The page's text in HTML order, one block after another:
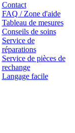
Contact
FAQ / Zone d'aide
Tableau de mesures
Conseils de soins
Service de
réparations
Service de pièces de
rechange
Langage facile